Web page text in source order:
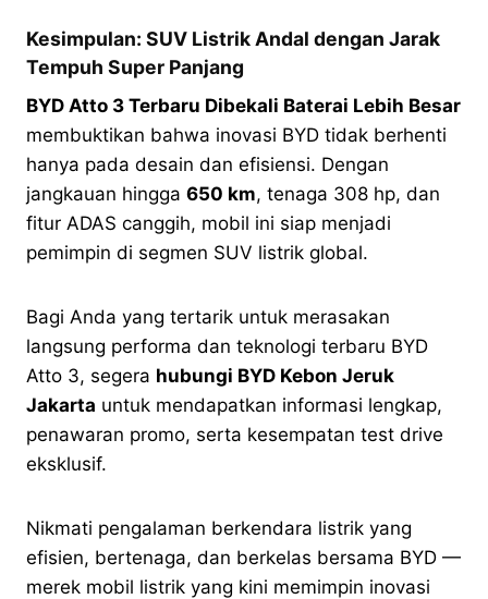
Kesimpulan: SUV Listrik Andal dengan Jarak
Tempuh Super Panjang
BYD Atto 3 Terbaru Dibekali Baterai Lebih Besar
membuktikan bahwa inovasi BYD tidak berhenti
hanya pada desain dan efisiensi. Dengan
jangkauan hingga 650 km, tenaga 308 hp, dan
fitur ADAS canggih, mobil ini siap menjadi
pemimpin di segmen SUV listrik global.
Bagi Anda yang tertarik untuk merasakan
langsung performa dan teknologi terbaru BYD
Atto 3, segera hubungi BYD Kebon Jeruk
Jakarta untuk mendapatkan informasi lengkap,
penawaran promo, serta kesempatan test drive
eksklusif.
Nikmati pengalaman berkendara listrik yang
efisien, bertenaga, dan berkelas bersama BYD —
merek mobil listrik yang kini memimpin inovasi